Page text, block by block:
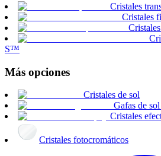
Cristales
Cristales
S™
Más opciones
Cristales de sol
Gafas de
Cristales
Cristales fotocromáticos